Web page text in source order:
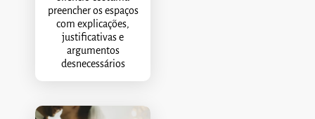
preencher os espaços
com explicações,
justificativas e
argumentos
desnecessários